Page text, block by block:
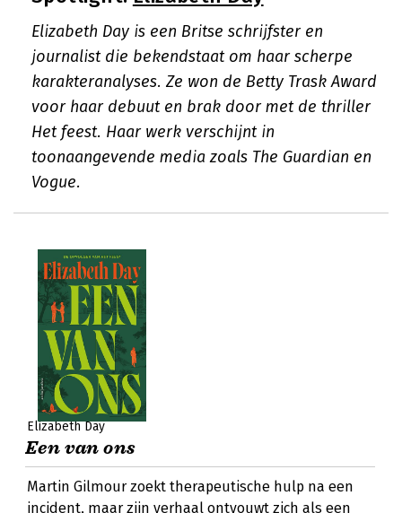
Elizabeth Day is een Britse schrijfster en
journalist die bekendstaat om haar scherpe
karakteranalyses. Ze won de Betty Trask Award
voor haar debuut en brak door met de thriller
Het feest. Haar werk verschijnt in
toonaangevende media zoals The Guardian en
Vogue.
Elizabeth Day
Een van ons
Martin Gilmour zoekt therapeutische hulp na een
incident, maar zijn verhaal ontvouwt zich als een